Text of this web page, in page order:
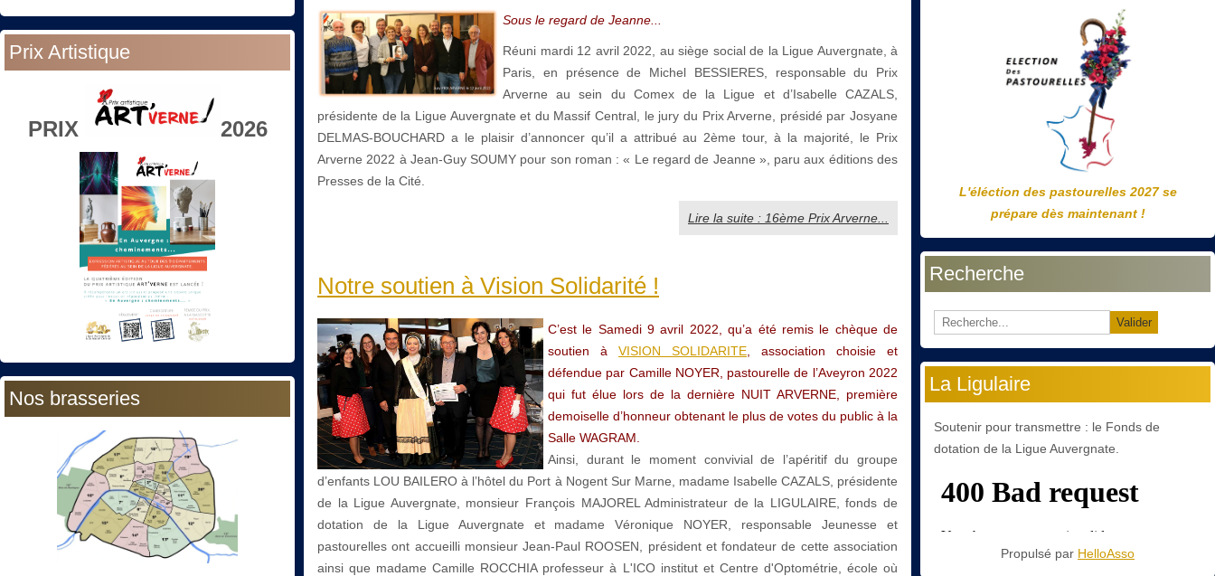
Prix Artistique
PRIX 2026
Nos brasseries
Sous le regard de Jeanne...
Réuni mardi 12 avril 2022, au siège social de la Ligue Auvergnate, à
Paris, en présence de Michel BESSIERES, responsable du Prix
Arverne au sein du Comex de la Ligue et d’Isabelle CAZALS,
présidente de la Ligue Auvergnate et du Massif Central, le jury du Prix Arverne, présidé par Josyane
DELMAS-BOUCHARD a le plaisir d’annoncer qu’il a attribué au 2ème tour, à la majorité, le Prix
Arverne 2022 à Jean-Guy SOUMY pour son roman : « Le regard de Jeanne », paru aux éditions des
Presses de la Cité.
Lire la suite : 16ème Prix Arverne...
Notre soutien à Vision Solidarité !
C’est le Samedi 9 avril 2022, qu’a été remis le chèque de
soutien à VISION SOLIDARITE , association choisie et
défendue par Camille NOYER, pastourelle de l’Aveyron 2022
qui fut élue lors de la dernière NUIT ARVERNE, première
demoiselle d’honneur obtenant le plus de votes du public à la
Salle WAGRAM.
Ainsi, durant le moment convivial de l’apéritif du groupe
d’enfants LOU BAILERO à l’hôtel du Port à Nogent Sur Marne, madame Isabelle CAZALS, présidente
de la Ligue Auvergnate, monsieur François MAJOREL Administrateur de la LIGULAIRE, fonds de
dotation de la Ligue Auvergnate et madame Véronique NOYER, responsable Jeunesse et
pastourelles ont accueilli monsieur Jean-Paul ROOSEN, président et fondateur de cette association
ainsi que madame Camille ROCCHIA professeur à L'ICO institut et Centre d'Optométrie, école où
L'éléction des pastourelles 2027 se
prépare dès maintenant !
Recherche
Valider
La Ligulaire
Soutenir pour transmettre : le Fonds de
dotation de la Ligue Auvergnate.
Propulsé par HelloAsso